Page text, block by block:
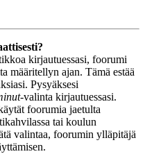
kirjautuessasi, foorumi
määritellyn ajan. Tämä estää
Pysyäksesi
-valinta kirjautuessasi.
foorumia jaetulta
tai koulun
valintaa, foorumin ylläpitäjä